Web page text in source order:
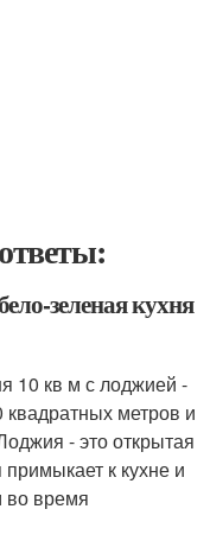
зеленая кухня
10 кв м с лоджией -
квадратных метров и
- это открытая
к кухне и
во время